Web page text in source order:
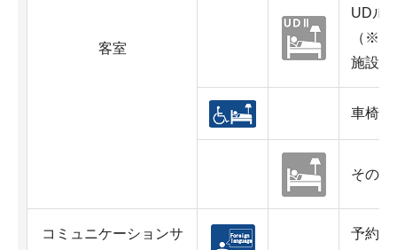
客室
UDル
（※
施設の
車椅子
その
コミュニケーションサ
予約・